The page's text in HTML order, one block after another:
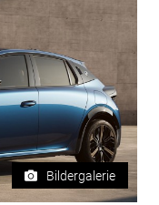
Bildergalerie